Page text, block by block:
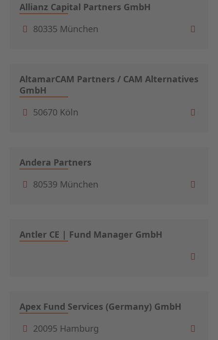
Allianz Capital Partners GmbH
80335 München
AltamarCAM Partners / CAM Alternatives
GmbH
50670 Köln
Andera Partners
80539 München
Antler CE | Fund Manager GmbH
Apex Fund Services (Germany) GmbH
20095 Hamburg